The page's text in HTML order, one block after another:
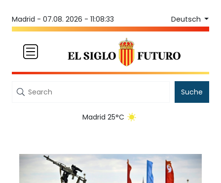
Madrid - 07.08. 2026 - 11:08:33 Deutsch
Suche
Madrid 25°C